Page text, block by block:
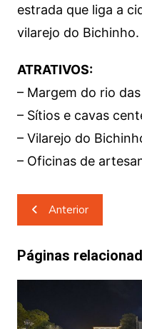
estrada que liga a
vilarejo do Bichinho.
ATRATIVOS:
– Margem do rio
– Sítios e cavas
– Vilarejo do
– Oficinas de
Navegação
de
Post
Anterior
Páginas